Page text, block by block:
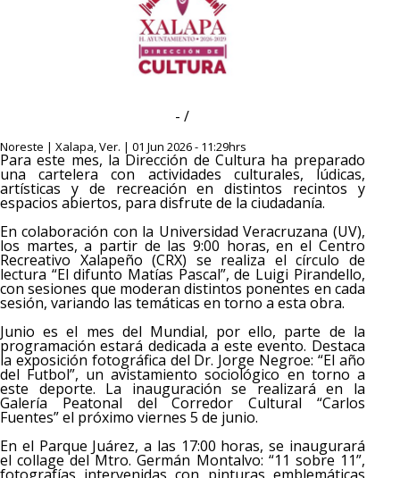
- /
Noreste | Xalapa, Ver. | 01 Jun 2026 - 11:29hrs
Para este mes, la Dirección de Cultura ha preparado
una cartelera con actividades culturales, lúdicas,
artísticas y de recreación en distintos recintos y
espacios abiertos, para disfrute de la ciudadanía.
En colaboración con la Universidad Veracruzana (UV),
los martes, a partir de las 9:00 horas, en el Centro
Recreativo Xalapeño (CRX) se realiza el círculo de
lectura “El difunto Matías Pascal”, de Luigi Pirandello,
con sesiones que moderan distintos ponentes en cada
sesión, variando las temáticas en torno a esta obra.
Junio es el mes del Mundial, por ello, parte de la
programación estará dedicada a este evento. Destaca
la exposición fotográfica del Dr. Jorge Negroe: “El año
del Futbol”, un avistamiento sociológico en torno a
este deporte. La inauguración se realizará en la
Galería Peatonal del Corredor Cultural “Carlos
Fuentes” el próximo viernes 5 de junio.
En el Parque Juárez, a las 17:00 horas, se inaugurará
el collage del Mtro. Germán Montalvo: “11 sobre 11”,